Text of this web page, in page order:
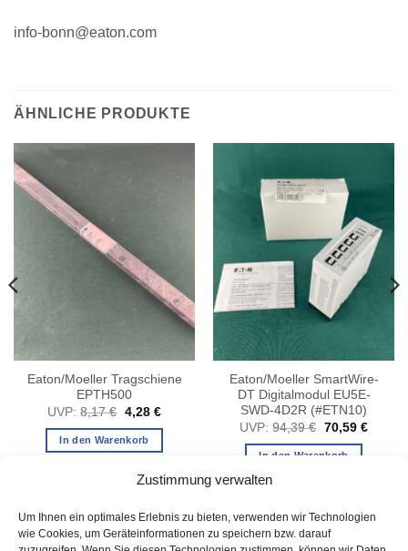
Zustimmung verwalten
Um Ihnen ein optimales Erlebnis zu bieten, verwenden wir Technologien
wie Cookies, um Geräteinformationen zu speichern bzw. darauf
info-bonn@eaton.com
ÄHNLICHE PRODUKTE
Eaton/Moeller Tragschiene
EPTH500
UVP: 8,17€ Ursprünglicher
Preis
war:
8,17 €
4,28 €Aktueller
ist:
In den Warenkorb
Eaton/Moeller SmartWire-
DT Digitalmodul EU5E-
SWD-4D2R (#ETN10)
UVP: 94,39€ Ursprünglicher
Preis
war:
70,59 €
In den Warenkorb